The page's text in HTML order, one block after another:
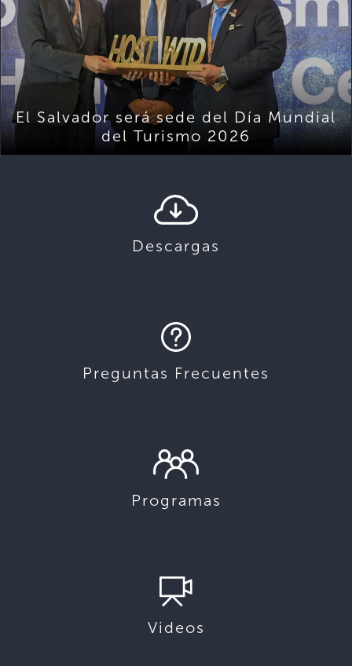
El Salvador será sede del Día Mundial
del Turismo 2026
Descargas
Preguntas Frecuentes
Programas
Videos